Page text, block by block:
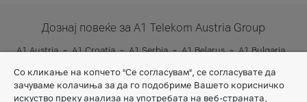
Дознај повеќе за A1 Telekom Austria Group
A1 Austria A1 Croatia A1 Serbia A1 Belarus
A1 Bulgaria
Со кликање на копчето "Се согласувам", се согласувате да
зачуваме колачиња за да го подобриме Вашето корисничко
искуство преку анализа на употребата на веб-страната,